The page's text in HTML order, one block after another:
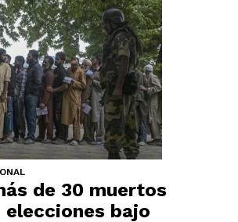
de 30 muertos
elecciones bajo